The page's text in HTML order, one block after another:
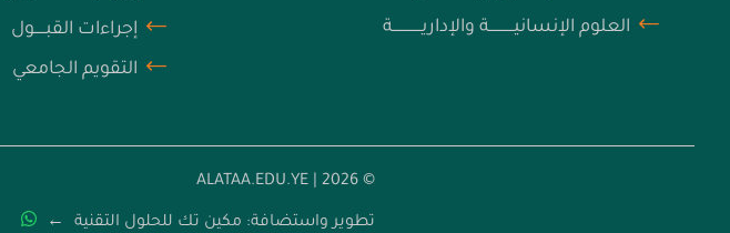
العلوم الإنسانيـــــــــــة والإداريـــــــــــــة
إجراءات القبـــــول
التقويم الجامعي
© 2026 | ALATAA.EDU.YE
تطوير واستضافة: مكين تك للحلول التقنية ←